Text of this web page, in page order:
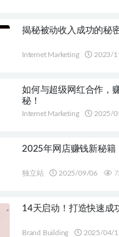
揭秘被动收入成功的秘
Internet Marketing 2023/
如何与超级网红合作，
秘！
Internet Marketing 2025/
2025年网店赚钱新秘籍
独立站 2025/09/06
14天启动！打造快速成
Brand Building 2025/04/